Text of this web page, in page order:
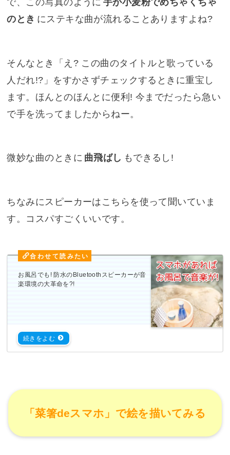
のとき にステキな曲が流れることありますよね?
そんなとき「え? この曲のタイトルと歌っている
人だれ!?」をすかさずチェックするときに重宝し
ます。ほんとのほんとに便利! 今までだったら急い
で手を洗ってましたからねー。
微妙な曲のときに 曲飛ばし もできるし!
ちなみにスピーカーはこちらを使って聞いていま
す。コスパすごくいいです。
お風呂でも! 防水のBluetoothスピーカーが音
楽環境の大革命を?!
「菜箸deスマホ」で絵を描いてみる